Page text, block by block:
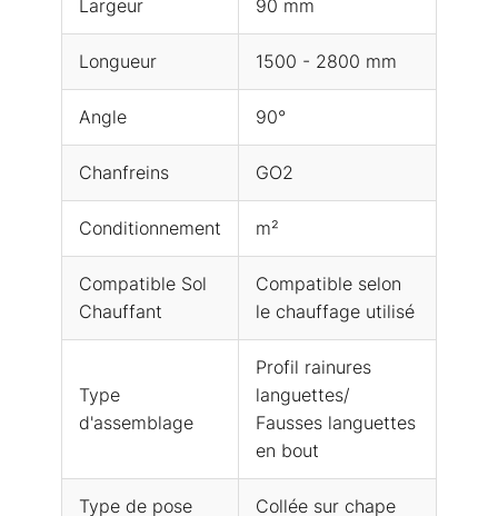
Largeur 90 mm
Longueur 1500 - 2800 mm
Angle 90°
Chanfreins GO2
Conditionnement m²
Compatible Sol
Chauffant
Compatible selon
le chauffage utilisé
Type
d'assemblage
Profil rainures
languettes/
Fausses languettes
en bout
Type de pose Collée sur chape